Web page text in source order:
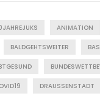
ANIMATION
BALDGEHTSWEITER
DRAUSSENSTADT